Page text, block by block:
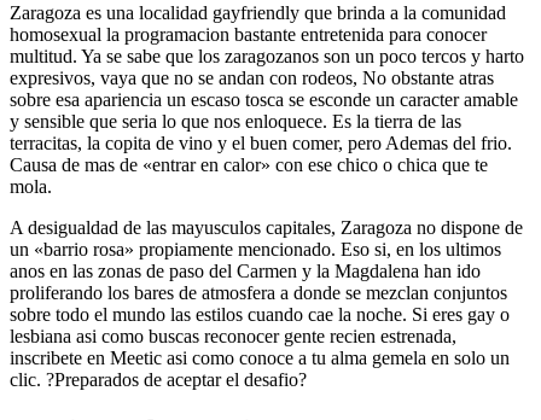
Zaragoza es una localidad gayfriendly que brinda a la comunidad
homosexual la programacion bastante entretenida para conocer
multitud. Ya se sabe que los zaragozanos son un poco tercos y harto
expresivos, vaya que no se andan con rodeos, No obstante atras
sobre esa apariencia un escaso tosca se esconde un caracter amable
y sensible que seri­a lo que nos enloquece. Es la tierra de las
terracitas, la copita de vino y el buen comer, pero Ademas del frio.
Causa de mas de «entrar en calor» con ese chico o chica que te
mola.
A desigualdad de las mayusculos capitales, Zaragoza no dispone de
un «barrio rosa» propiamente mencionado. Eso si, en los ultimos
anos en las zonas de paso del Carmen y la Magdalena han ido
proliferando los bares de atmosfera a donde se mezclan conjuntos
sobre todo el mundo las estilos cuando cae la noche. Si eres gay o
lesbiana asi­ como buscas reconocer gente recien estrenada,
inscribete en Meetic asi­ como conoce a tu alma gemela en solo un
clic. ?Preparados de aceptar el desafio?